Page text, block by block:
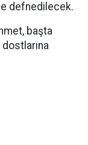
defnedilecek.
başta